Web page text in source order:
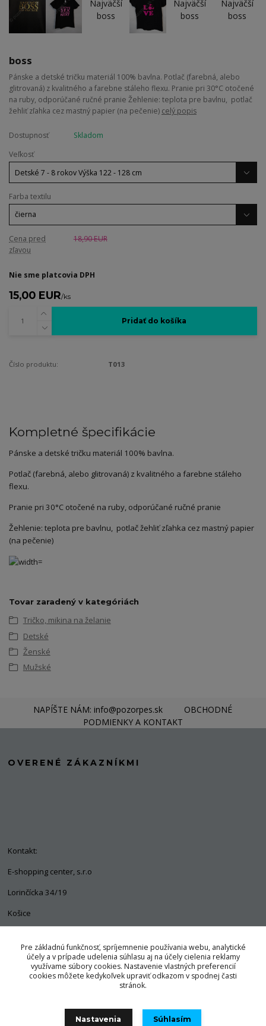
boss
Pánske a detské tričku materiál 100% bavlna. Potlač (farebná, alebo
glitrovaná) z kvalitného a farebne stáleho flexu. Pranie pri 30°C otočené
na ruby, odporúčané ručné pranie Žehlenie: teplota pre bavlnu, potlač
žehliť zľahka cez mastný papier (na pečenie) celý popis
Dostupnosť
Skladom
Veľkosť
Farba textilu
Cena pred
zľavou
18,90 EUR
Nie sme platcovia DPH
15,00 EUR/ks
Pridať do košíka
Číslo produktu: T013
Kompletné špecifikácie
Pánske a detské tričku materiál 100% bavlna.
Potlač (farebná, alebo glitrovaná) z kvalitného a farebne stáleho
flexu.
Pranie pri 30°C otočené na ruby, odporúčané ručné pranie
Žehlenie: teplota pre bavlnu, potlač žehliť zľahka cez mastný papier
(na pečenie)
Tovar zaradený v kategóriách
Tričko, mikina na želanie
Detské
Ženské
Mužské
NAPÍŠTE NÁM: info@pozorpes.sk
OBCHODNÉ
PODMIENKY A KONTAKT
OVERENÉ ZÁKAZNÍKMI
Kontakt:
E-shopping center, s.r.o
Lorinčícka 34/19
Košice
+421 903 563 637
info@pozorpes.sk
Pre základnú funkčnosť, spríjemnenie používania webu, analytické
účely a v prípade udelenia súhlasu aj na účely cielenia reklamy
využívame súbory cookies. Nastavenie vlastných preferencií
cookies môžete kedykoľvek upraviť odkazom v spodnej časti
stránok.
Nastavenia Súhlasím